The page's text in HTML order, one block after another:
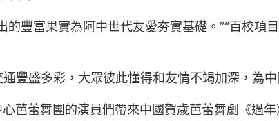
豐富果實為阿中世代友愛夯實基礎。”“百校項
豐盛多彩，大眾彼此懂得和友情不竭加深，為中
芭蕾舞團的演員們帶來中國賀歲芭蕾舞劇《過